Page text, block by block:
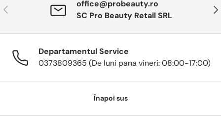
Anterior
office@probeauty.ro
SC Pro Beauty Retail SRL
Departamentul Service
0373809365 (De luni pana vineri: 08:00-17:00)
Înapoi sus